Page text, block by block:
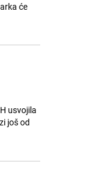
će
usvojila
još od